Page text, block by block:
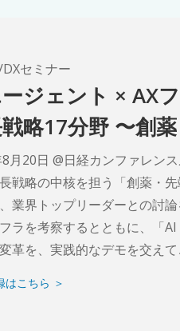
セミナー
ジェント × AX
略17分野 〜創
月20日 @日経カンファレン
戦略の中核を担う「創薬・
業界トップリーダーとの討
ラを考察するとともに、「
革を、実践的なデモを交えて
はこちら ＞